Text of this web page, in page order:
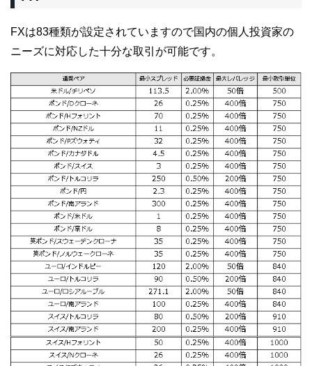
FXは83種類が設定されていますので国内の個人投資家の
ニーズに対応した十分な取引が可能です。